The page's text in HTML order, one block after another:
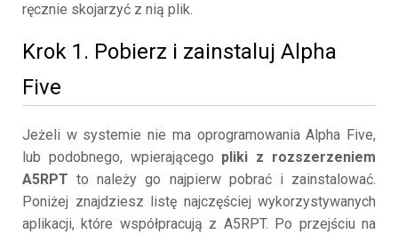
ręcznie skojarzyć z nią plik.
Krok 1. Pobierz i zainstaluj Alpha
Five
Jeżeli w systemie nie ma oprogramowania Alpha Five,
lub podobnego, wpierającego pliki z rozszerzeniem
A5RPT to należy go najpierw pobrać i zainstalować.
Poniżej znajdziesz listę najczęściej wykorzystywanych
aplikacji, które współpracują z A5RPT. Po przejściu na